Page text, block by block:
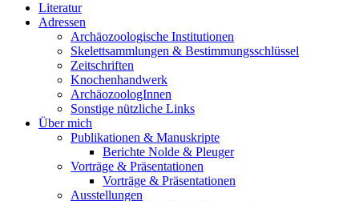
Literatur
Adressen
Archäozoologische Institutionen
Skelettsammlungen & Bestimmungsschlüssel
Zeitschriften
Knochenhandwerk
ArchäozoologInnen
Sonstige nützliche Links
Über mich
Publikationen & Manuskripte
Berichte Nolde & Pleuger
Vorträge & Präsentationen
Vorträge & Präsentationen
Ausstellungen